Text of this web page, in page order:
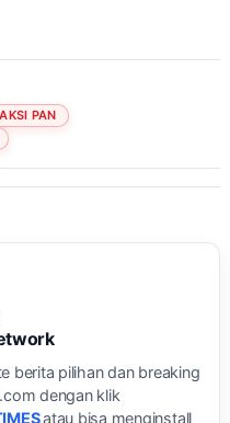
PAN
berita pilihan dan breaking
dengan klik
atau bisa menginstall